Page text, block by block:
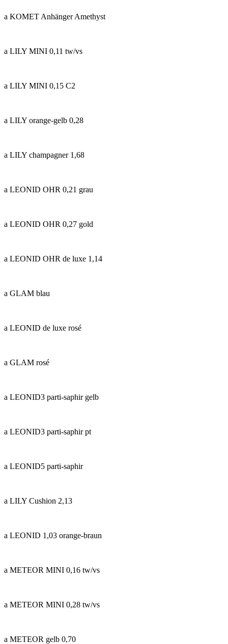
a KOMET Anhänger Amethyst
a LILY MINI 0,11 tw/vs
a LILY MINI 0,15 C2
a LILY orange-gelb 0,28
a LILY champagner 1,68
a LEONID OHR 0,21 grau
a LEONID OHR 0,27 gold
a LEONID OHR de luxe 1,14
a GLAM blau
a LEONID de luxe rosé
a GLAM rosé
a LEONID3 parti-saphir gelb
a LEONID3 parti-saphir pt
a LEONID5 parti-saphir
a LILY Cushion 2,13
a LEONID 1,03 orange-braun
a METEOR MINI 0,16 tw/vs
a METEOR MINI 0,28 tw/vs
a METEOR gelb 0,70